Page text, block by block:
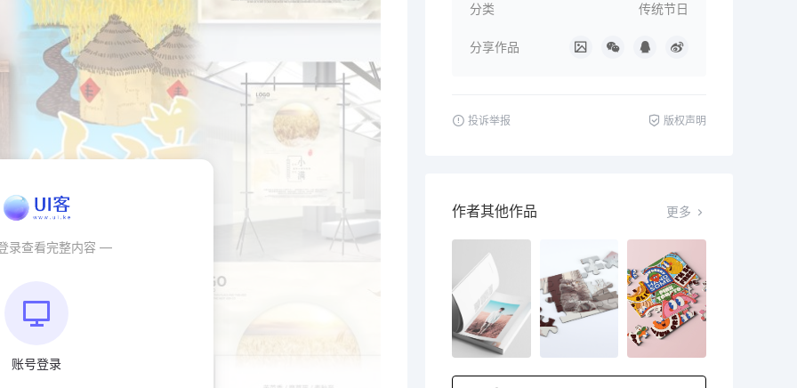
录查看完整内容 —
账号登录
分类 传统节日
分享作品
投诉举报 版权声明
作者其他作品 更多